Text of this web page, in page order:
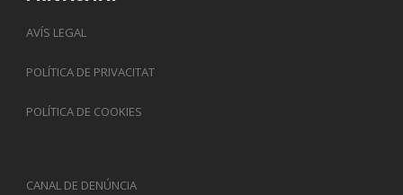
AVÍS LEGAL
POLÍTICA DE PRIVACITAT
POLÍTICA DE COOKIES
CANAL DE DENÚNCIA